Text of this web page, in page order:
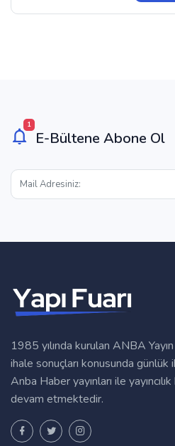
1
E-Bültene Abone Ol
1985 yılında kurulan ANBA
ihale sonuçları konusunda
Anba Haber yayınları ile
devam etmektedir.